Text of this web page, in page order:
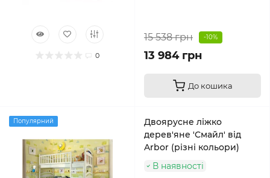
0
15 538 грн -10%
13 984 грн
До кошика
Популярний
Двоярусне ліжко
дерев'яне 'Смайл' від
Arbor (різні кольори)
В наявності